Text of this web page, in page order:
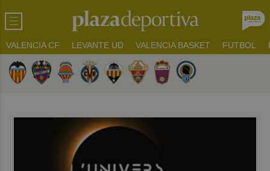
VALENCIA CF LEVANTE UD VALENCIA BASKET FUTBOL